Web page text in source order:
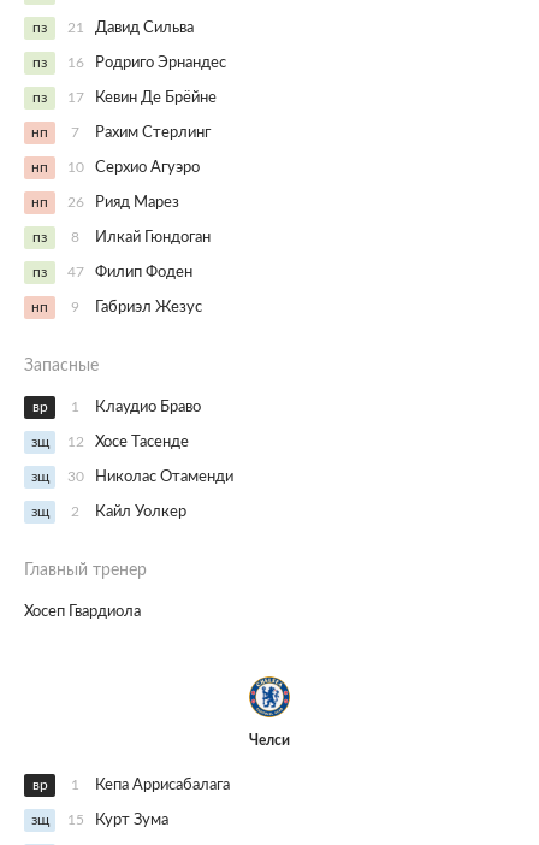
пз 21 Давид Сильва
пз 16 Родриго Эрнандес
пз 17 Кевин Де Брёйне
нп 7 Рахим Стерлинг
нп 10 Серхио Агуэро
нп 26 Рияд Марез
пз 8 Илкай Гюндоган
пз 47 Филип Фоден
нп 9 Габриэл Жезус
Запасные
вр 1 Клаудио Браво
зщ 12 Хосе Тасенде
зщ 30 Николас Отаменди
зщ 2 Кайл Уолкер
Главный тренер
Хосеп Гвардиола
Челси
вр 1 Кепа Аррисабалага
зщ 15 Курт Зума